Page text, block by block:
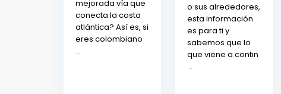
mejorada vía que
conecta la costa
atlántica? Así es, si
eres colombiano
...
o sus alrededores,
esta información
es para ti y
sabemos que lo
que viene a contin
...